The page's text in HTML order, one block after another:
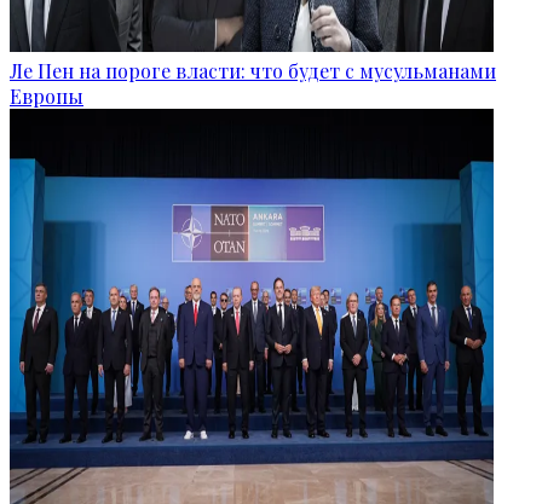
Ле Пен на пороге власти: что будет с мусульманами
Европы